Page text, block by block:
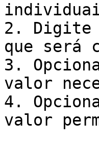
2. Digite
que será
3.
valor
4.
valor